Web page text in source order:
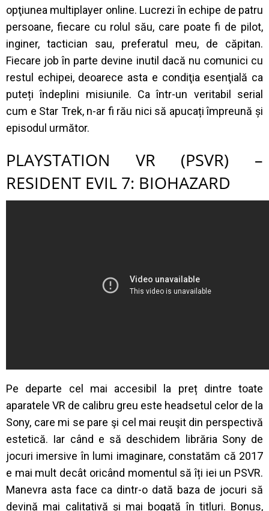
opţiunea multiplayer online. Lucrezi în echipe de patru
persoane, fiecare cu rolul său, care poate fi de pilot,
inginer, tactician sau, preferatul meu, de căpitan.
Fiecare job în parte devine inutil dacă nu comunici cu
restul echipei, deoarece asta e condiţia esenţială ca
puteți îndeplini misiunile. Ca într-un veritabil serial
cum e Star Trek, n-ar fi rău nici să apucați împreună și
episodul următor.
PLAYSTATION VR (PSVR) –
RESIDENT EVIL 7: BIOHAZARD
Pe departe cel mai accesibil la preț dintre toate
aparatele VR de calibru greu este headsetul celor de la
Sony, care mi se pare şi cel mai reuşit din perspectivă
estetică. Iar când e să deschidem librăria Sony de
jocuri imersive în lumi imaginare, constatăm că 2017
e mai mult decât oricând momentul să îți iei un PSVR.
Manevra asta face ca dintr-o dată baza de jocuri să
devină mai calitativă și mai bogată în titluri. Bonus,